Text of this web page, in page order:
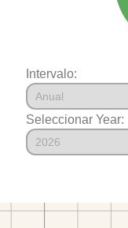
Intervalo:
Seleccionar Year: